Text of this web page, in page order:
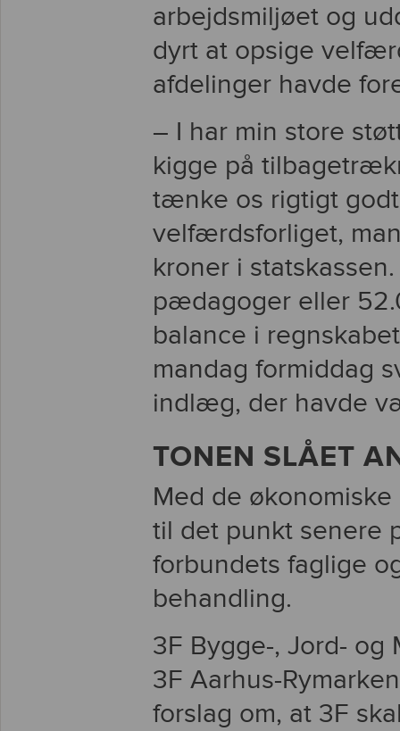
arbejdsmiljøet og
dyrt at opsige
afdelinger havde
– I har min store
kigge på
tænke os rigtigt
velfærdsforliget,
kroner i
pædagoger eller
balance i
mandag formiddag
indlæg, der havde
TONEN SLÅET
Med de
til det punkt senere
forbundets faglige
behandling.
3F Bygge-, Jord- og
3F Aarhus-
forslag om, at 3F